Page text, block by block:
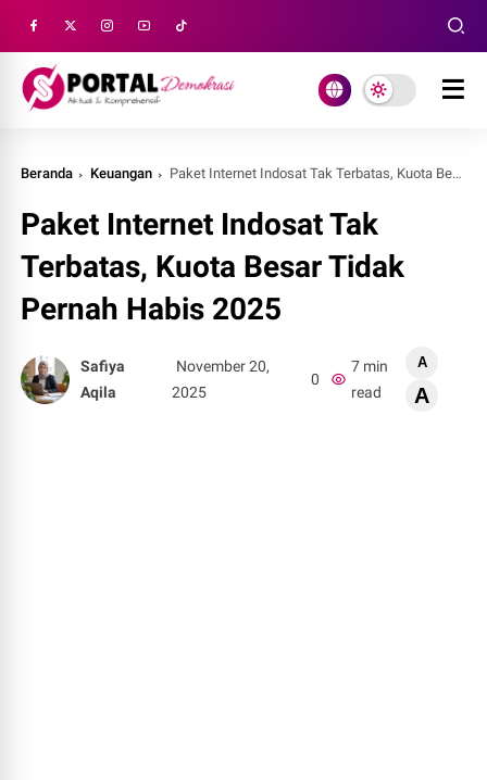
Beranda Keuangan Paket Internet Indosat Tak Terbatas, Kuota Besar Tidak Pernah Habis 2025
Paket Internet Indosat Tak
Terbatas, Kuota Besar Tidak
Pernah Habis 2025
Safiya
Aqila
November 20,
2025
0
7 min
read
A
A